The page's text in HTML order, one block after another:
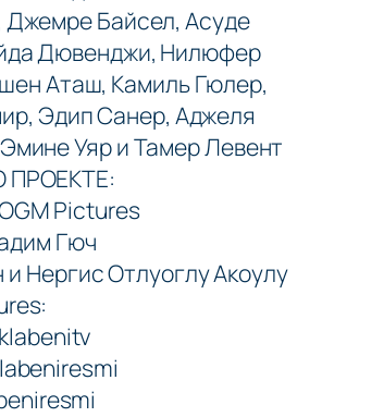
Джемре Байсел, Асуде
Дювенджи, Нилюфер
Аташ, Камиль Гюлер,
Эдип Санер, Аджеля
Уяр и Тамер Левент
Pictures
Гюч
Нергис Отлуоглу Акоулу